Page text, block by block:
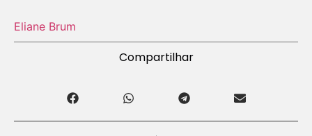
Eliane Brum
Compartilhar